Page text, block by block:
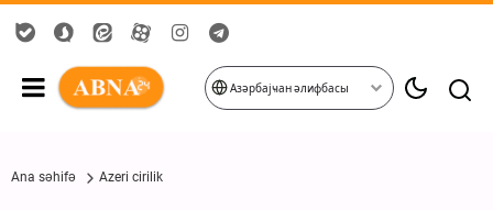
Азәрбајҹан әлифбасы
Ana səhifə Azeri cirilik